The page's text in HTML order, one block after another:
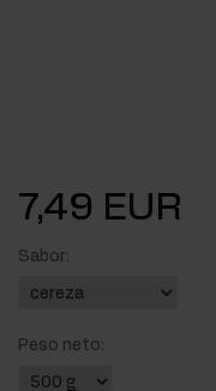
7,49 EUR
Sabor:
Peso neto: